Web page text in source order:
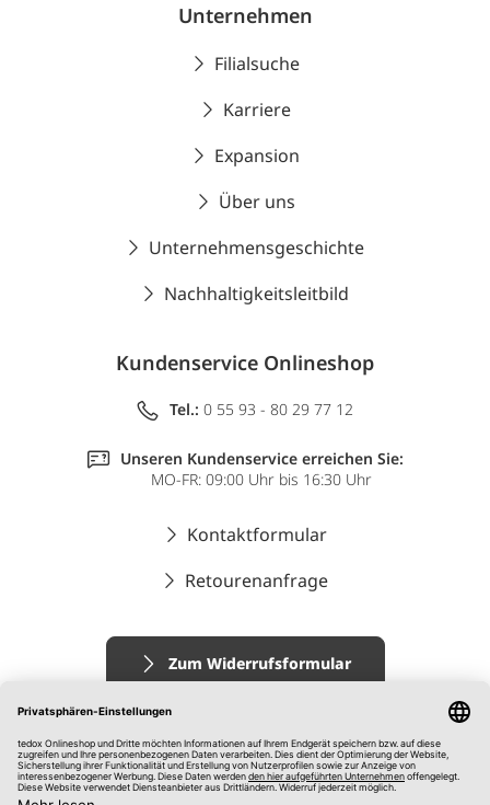
Unternehmen
Filialsuche
Karriere
Expansion
Über uns
Unternehmensgeschichte
Nachhaltigkeitsleitbild
Kundenservice Onlineshop
Tel.: 0 55 93 - 80 29 77 12
Unseren Kundenservice erreichen Sie:
MO-FR: 09:00 Uhr bis 16:30 Uhr
Kontaktformular
Retourenanfrage
Zum Widerrufsformular
Impressum
AGB